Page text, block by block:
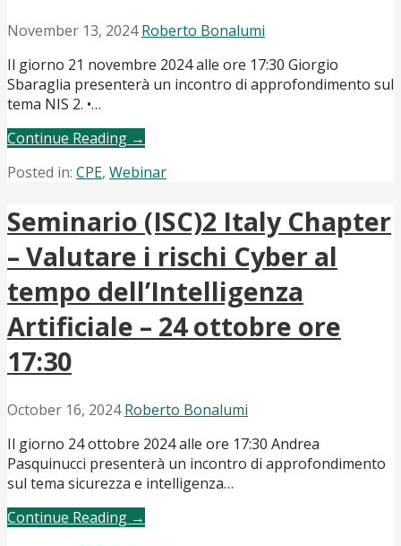
November 13, 2024 Roberto Bonalumi
Il giorno 21 novembre 2024 alle ore 17:30 Giorgio
Sbaraglia presenterà un incontro di approfondimento sul
tema NIS 2. •…
Continue Reading →
Posted in: CPE, Webinar
Seminario (ISC)2 Italy Chapter
– Valutare i rischi Cyber al
tempo dell’Intelligenza
Artificiale – 24 ottobre ore
17:30
October 16, 2024 Roberto Bonalumi
Il giorno 24 ottobre 2024 alle ore 17:30 Andrea
Pasquinucci presenterà un incontro di approfondimento
sul tema sicurezza e intelligenza…
Continue Reading →